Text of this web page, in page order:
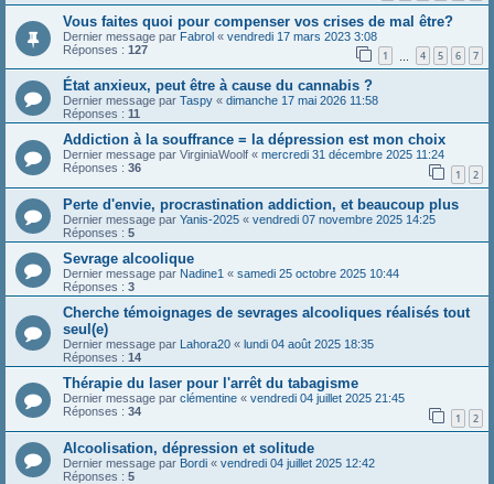
Vous faites quoi pour compenser vos crises de mal être?
Dernier message par Fabrol « vendredi 17 mars 2023 3:08
Réponses : 127 1 4 5 6 7
État anxieux, peut être à cause du cannabis ?
Dernier message par Taspy « dimanche 17 mai 2026 11:58
Réponses : 11
Addiction à la souffrance = la dépression est mon choix
Dernier message par VirginiaWoolf « mercredi 31 décembre 2025 11:24
Réponses : 36 1 2
Perte d'envie, procrastination addiction, et beaucoup plus
Dernier message par Yanis-2025 « vendredi 07 novembre 2025 14:25
Réponses : 5
Sevrage alcoolique
Dernier message par Nadine1 « samedi 25 octobre 2025 10:44
Réponses : 3
Cherche témoignages de sevrages alcooliques réalisés tout
seul(e)
Dernier message par Lahora20 « lundi 04 août 2025 18:35
Réponses : 14
Thérapie du laser pour l'arrêt du tabagisme
Dernier message par clémentine « vendredi 04 juillet 2025 21:45
Réponses : 34 1 2
Alcoolisation, dépression et solitude
Dernier message par Bordi « vendredi 04 juillet 2025 12:42
Réponses : 5